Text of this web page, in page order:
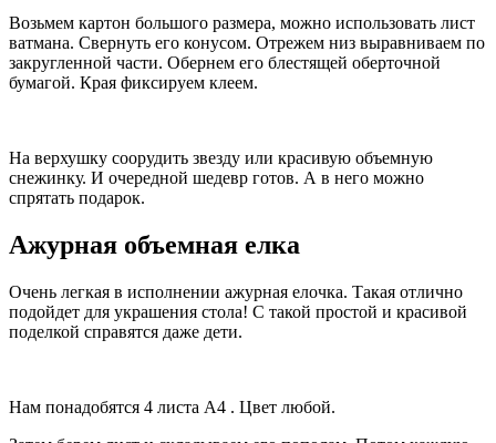
Возьмем картон большого размера, можно использовать лист
ватмана. Свернуть его конусом. Отрежем низ выравниваем по
закругленной части. Обернем его блестящей оберточной
бумагой. Края фиксируем клеем.
На верхушку соорудить звезду или красивую объемную
снежинку. И очередной шедевр готов. А в него можно
спрятать подарок.
Ажурная объемная елка
Очень легкая в исполнении ажурная елочка. Такая отлично
подойдет для украшения стола! С такой простой и красивой
поделкой справятся даже дети.
Нам понадобятся 4 листа А4 . Цвет любой.